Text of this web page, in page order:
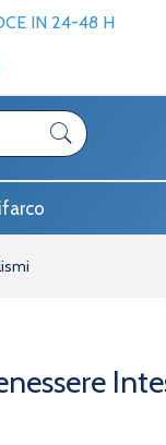
IN 24-48 H